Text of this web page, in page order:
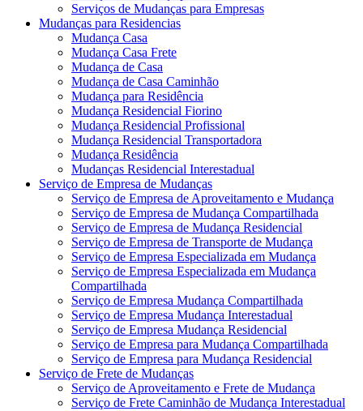
Serviços de Mudanças para Empresas
Mudanças para Residencias
Mudança Casa
Mudança Casa Frete
Mudança de Casa
Mudança de Casa Caminhão
Mudança para Residência
Mudança Residencial Fiorino
Mudança Residencial Profissional
Mudança Residencial Transportadora
Mudança Residência
Mudanças Residencial Interestadual
Serviço de Empresa de Mudanças
Serviço de Empresa de Aproveitamento e Mudança
Serviço de Empresa de Mudança Compartilhada
Serviço de Empresa de Mudança Residencial
Serviço de Empresa de Transporte de Mudança
Serviço de Empresa Especializada em Mudança
Serviço de Empresa Especializada em Mudança
Compartilhada
Serviço de Empresa Mudança Compartilhada
Serviço de Empresa Mudança Interestadual
Serviço de Empresa Mudança Residencial
Serviço de Empresa para Mudança Compartilhada
Serviço de Empresa para Mudança Residencial
Serviço de Frete de Mudanças
Serviço de Aproveitamento e Frete de Mudança
Serviço de Frete Caminhão de Mudança Interestadual